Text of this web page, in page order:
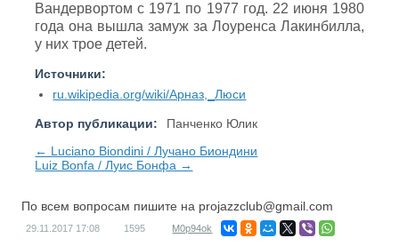
Вандервортом с 1971 по 1977 год. 22 июня 1980
года она вышла замуж за Лоуренса Лакинбилла,
у них трое детей.
Источники:
ru.wikipedia.org/wiki/Арназ,_Люси
Автор публикации:
Панченко Юлик
← Luciano Biondini / Лучано Биондини
Luiz Bonfa / Луис Бонфа →
По всем вопросам пишите на projazzclub@gmail.com
29.11.2017 17:08 1595 M0p94ok